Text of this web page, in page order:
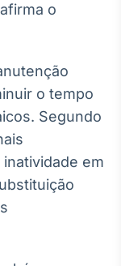
o
o tempo
Segundo
em